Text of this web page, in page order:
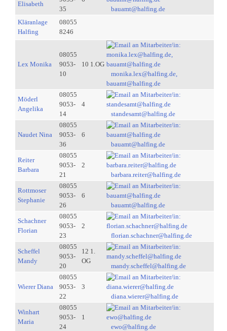
Elisabeth
35
bauamt@halfing.de
Kläranlage
Halfing
08055
8246
Lex Monika
08055
9053-
10
10 1.OG
monika.lex@halfing.de,
bauamt@halfing.de
Möderl
Angelika
08055
9053-
14
4
standesamt@halfing.de
Naudet Nina
08055
9053-
36
6
bauamt@halfing.de
Reiter
Barbara
08055
9053-
21
2
barbara.reiter@halfing.de
Rottmoser
Stephanie
08055
9053-
26
6
bauamt@halfing.de
Schachner
Florian
08055
9053-
23
2
florian.schachner@halfing.de
Scheffel
Mandy
08055
9053-
20
12 1.
OG
mandy.scheffel@halfing.de
Wierer Diana
08055
9053-
22
3
diana.wierer@halfing.de
Winhart
Maria
08055
9053-
24
1
ewo@halfing.de